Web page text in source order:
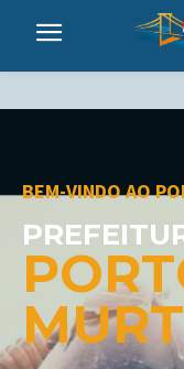
BEM-VINDO AO